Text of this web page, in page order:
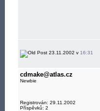
23.11.2002 v 16:31
cdmake@atlas.cz
Newbie
Registrován: 29.11.2002
Příspěvků: 2